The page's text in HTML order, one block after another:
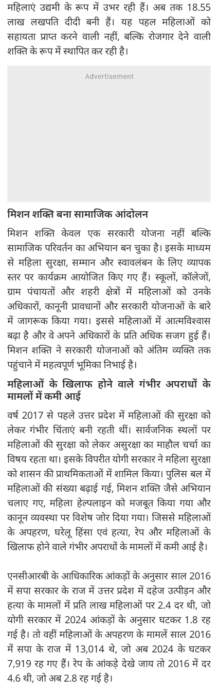
महिलाएं उद्यमी के रूप में उभर रही हैं। अब तक 18.55
लाख लखपति दीदी बनी हैं। यह पहल महिलाओं को
सहायता प्राप्त करने वाली नहीं, बल्कि रोजगार देने वाली
शक्ति के रूप में स्थापित कर रही है।
मिशन शक्ति बना सामाजिक आंदोलन
मिशन शक्ति केवल एक सरकारी योजना नहीं बल्कि
सामाजिक परिवर्तन का अभियान बन चुका है। इसके माध्यम
से महिला सुरक्षा, सम्मान और स्वावलंबन के लिए व्यापक
स्तर पर कार्यक्रम आयोजित किए गए हैं। स्कूलों, कॉलेजों,
ग्राम पंचायतों और शहरी क्षेत्रों में महिलाओं को उनके
अधिकारों, कानूनी प्रावधानों और सरकारी योजनाओं के बारे
में जागरूक किया गया। इससे महिलाओं में आत्मविश्वास
बढ़ा है और वे अपने अधिकारों के प्रति अधिक सजग हुई हैं।
मिशन शक्ति ने सरकारी योजनाओं को अंतिम व्यक्ति तक
पहुंचाने में महत्वपूर्ण भूमिका निभाई है।
महिलाओं के खिलाफ होने वाले गंभीर अपराधों के
मामलों में कमी आई
वर्ष 2017 से पहले उत्तर प्रदेश में महिलाओं की सुरक्षा को
लेकर गंभीर चिंताएं बनी रहती थीं। सार्वजनिक स्थलों पर
महिलाओं की सुरक्षा को लेकर असुरक्षा का माहौल चर्चा का
विषय रहता था। इसके विपरीत योगी सरकार ने महिला सुरक्षा
को शासन की प्राथमिकताओं में शामिल किया। पुलिस बल में
महिलाओं की संख्या बढ़ाई गई, मिशन शक्ति जैसे अभियान
चलाए गए, महिला हेल्पलाइन को मजबूत किया गया और
कानून व्यवस्था पर विशेष जोर दिया गया। जिससे महिलाओं
के अपहरण, घरेलू हिंसा एवं हत्या, रेप और महिलाओं के
खिलाफ होने वाले गंभीर अपराधों के मामलों में कमी आई है।
एनसीआरबी के आधिकारिक आंकड़ों के अनुसार साल 2016
में सपा सरकार के राज में उत्तर प्रदेश में दहेज उत्पीड़न और
हत्या के मामलों में प्रति लाख महिलाओं पर 2.4 दर थी, जो
योगी सरकार में 2024 आंकड़ों के अनुसार घटकर 1.8 रह
गई है। तो वहीं महिलाओं के अपहरण के मामलें साल 2016
में सपा के राज में 13,014 थे, जो अब 2024 के घटकर
7,919 रह गए हैं। रेप के आंकड़े देखे जाय तो 2016 में दर
4.6 थी, जो अब 2.8 रह गई है।